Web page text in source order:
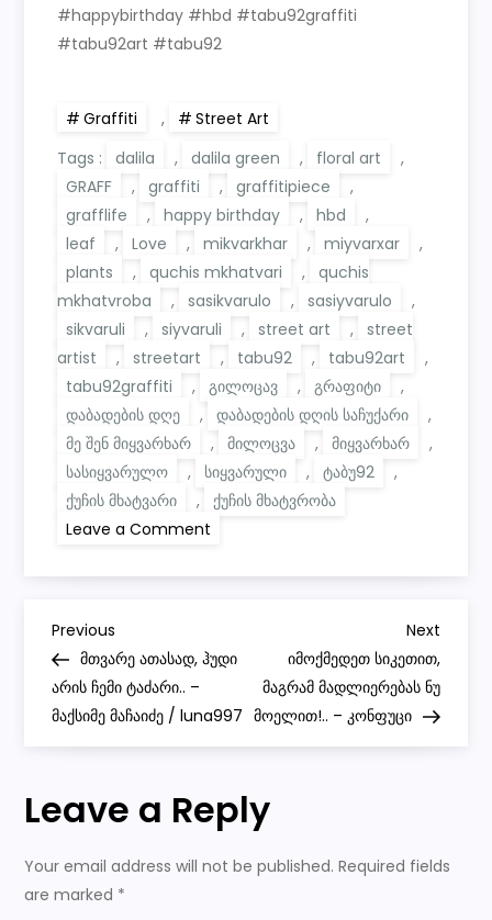
#happybirthday #hbd #tabu92graffiti
#tabu92art #tabu92
Graffiti ,
Street Art
Tags :
dalila , dalila green , floral art
,
GRAFF
, graffiti , graffitipiece
,
grafflife
, happy birthday , hbd
,
leaf
, Love , mikvarkhar , miyvarxar
,
plants
, quchis mkhatvari ,
quchis
mkhatvroba
, sasikvarulo , sasiyvarulo
,
sikvaruli
, siyvaruli , street art ,
street
artist
, streetart , tabu92 , tabu92art
,
tabu92graffiti
, გილოცავ , გრაფიტი
,
დაბადების დღე
, დაბადების დღის საჩუქარი
,
მე შენ მიყვარხარ
, მილოცვა , მიყვარხარ
,
სასიყვარულო
, სიყვარული , ტაბუ92
,
ქუჩის მხატვარი
,
ქუჩის მხატვრობა
Leave a Comment
piece
P
o
s
t
a
Previous
Post
Previous
მთვარე ათასად, ჰუდი
არის ჩემი ტაძარი.. –
მაქსიმე მაჩაიძე / luna997
Next
Post
Next
იმოქმედეთ სიკეთით,
მაგრამ მადლიერებას ნუ
მოელით!.. – კონფუცი
Leave a Reply
Your email address will not be published. Required fields
are marked *